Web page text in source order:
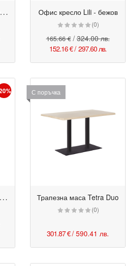
О
фис кресло Lili - горчица Офис кресло Lili - бежов
(0)
165.66 €/324.00 лв.
152.16 €/ 297.60 лв.
Т
рапезен стол - Eton светлосив
С поръчка
Трапезна маса Tetra Duo
(0)
301.87 €/ 590.41 лв.